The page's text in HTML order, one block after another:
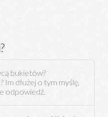
bukietów?
Im dłużej o tym myślę,
odpowiedź.